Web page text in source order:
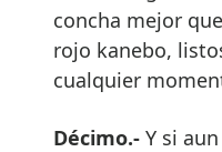
concha mejor
rojo kanebo,
cualquier
Décimo.- Y si